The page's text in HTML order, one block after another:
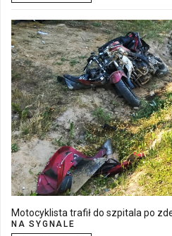
Motocyklista trafił do szpitala po
NA SYGNALE